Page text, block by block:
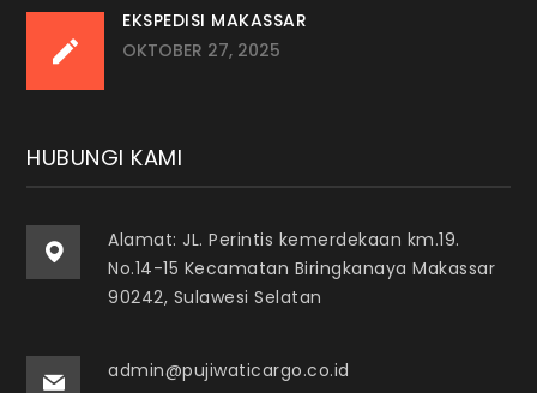
EKSPEDISI MAKASSAR
OKTOBER 27, 2025
HUBUNGI KAMI
Alamat: JL. Perintis kemerdekaan km.19.
No.14-15 Kecamatan Biringkanaya Makassar
90242, Sulawesi Selatan
admin@pujiwaticargo.co.id